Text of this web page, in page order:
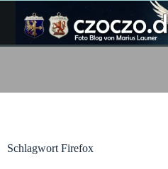
Inhalt
springen
Schlagwort Firefox